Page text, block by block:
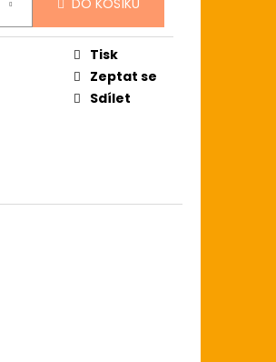
DO KOŠÍKU
Tisk
Zeptat se
Sdílet